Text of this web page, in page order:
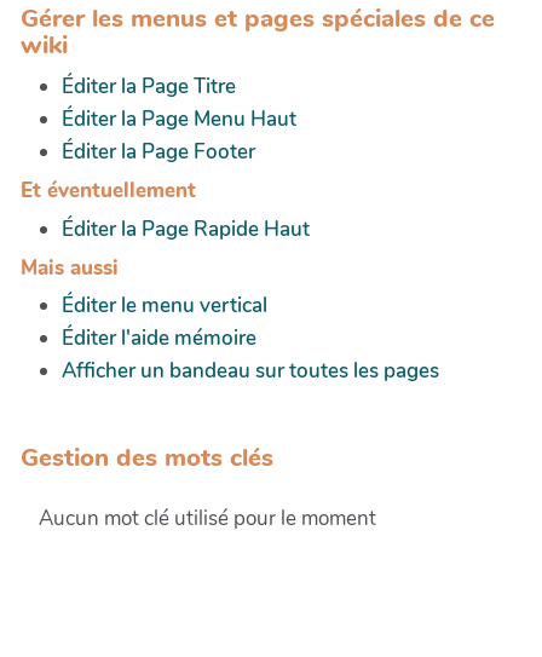
Gérer les menus et pages spéciales de ce
wiki
Éditer la Page Titre
Éditer la Page Menu Haut
Éditer la Page Footer
Et éventuellement
Éditer la Page Rapide Haut
Mais aussi
Éditer le menu vertical
Éditer l'aide mémoire
Afficher un bandeau sur toutes les pages
Gestion des mots clés
Aucun mot clé utilisé pour le moment